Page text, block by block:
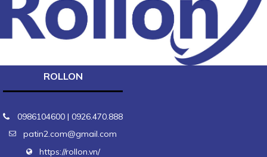
ROLLON
0986104600 | 0926.470.888
patin2.com@gmail.com
https://rollon.vn/